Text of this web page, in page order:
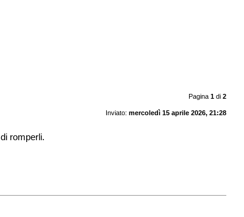
Pagina 1di 2
Inviato: mercoledì 15 aprile 2026, 21:28
romperli.